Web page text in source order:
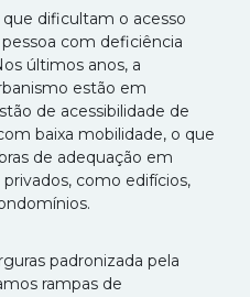
dificultam o acesso
com deficiência
últimos anos, a
estão em
de acessibilidade de
baixa mobilidade, o que
de adequação em
como edifícios,
padronizada pela
rampas de